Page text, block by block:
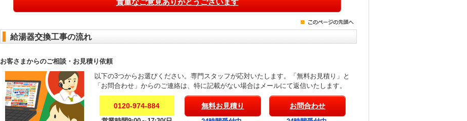
給湯器交換工事の流れ
お客さまからのご相談・お見積り依頼
以下の3つからお選びください。専門スタッフが応対いたします。「無料お見積り」と
「お問合わせ」からのご連絡は、特に記載がない場合はメールにて返信いたします。
0120-974-884 無料お見積り お問合わせ